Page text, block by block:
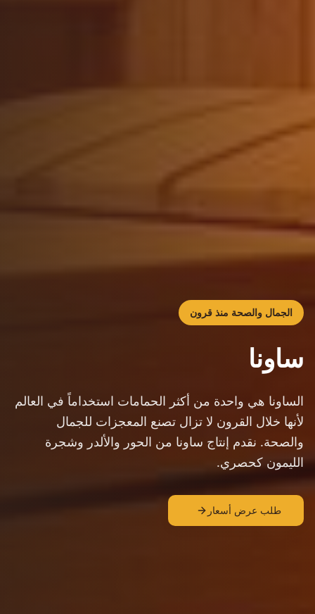
الجمال والصحة منذ قرون
ساونا
الساونا هي واحدة من أكثر الحمامات استخداماً في العالم
لأنها خلال القرون لا تزال تصنع المعجزات للجمال
والصحة. نقدم إنتاج ساونا من الحور والألدر وشجرة
الليمون كحصري.
طلب عرض أسعار